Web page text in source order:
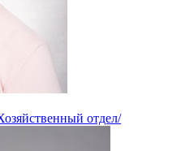
отдел/